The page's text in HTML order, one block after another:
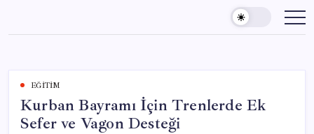
content
EĞITIM
Kurban Bayramı İçin Trenlerde Ek
Sefer ve Vagon Desteği